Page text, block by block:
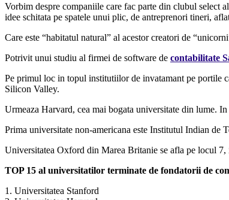
Vorbim despre companiile care fac parte din clubul select
idee schitata pe spatele unui plic, de antreprenori tineri,
Care este “habitatul natural” al acestor creatori de
Potrivit unui studiu al firmei de software de contabilitate
Pe primul loc in topul institutiilor de invatamant pe portile
Silicon Valley.
Urmeaza Harvard, cea mai bogata universitate din lume.
Prima universitate non-americana este Institutul Indian de
Universitatea Oxford din Marea Britanie se afla pe locul 7,
TOP 15 al universitatilor terminate de fondatorii de
1. Universitatea Stanford